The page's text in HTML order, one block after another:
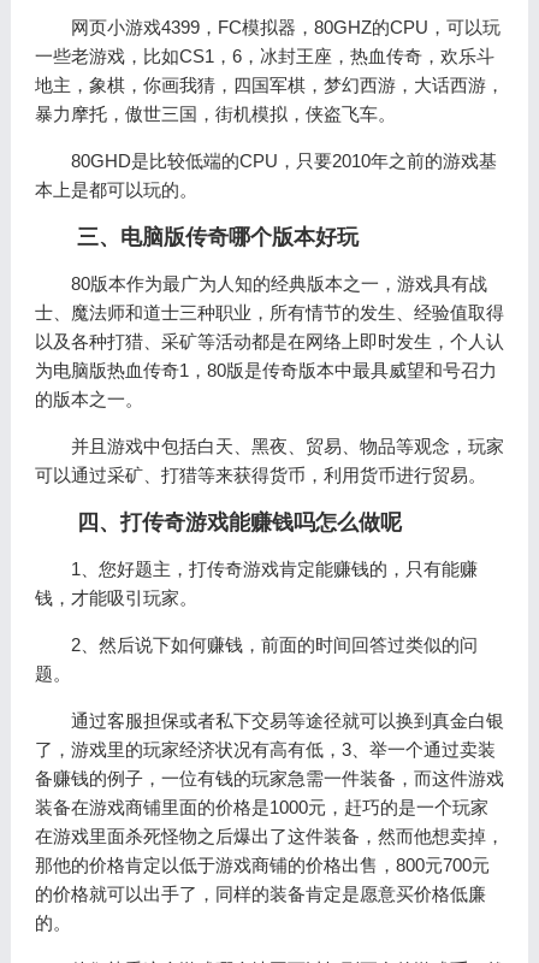
网页小游戏4399，FC模拟器，80GHZ的CPU，可以玩
一些老游戏，比如CS1，6，冰封王座，热血传奇，欢乐斗
地主，象棋，你画我猜，四国军棋，梦幻西游，大话西游，
暴力摩托，傲世三国，街机模拟，侠盗飞车。
80GHD是比较低端的CPU，只要2010年之前的游戏基
本上是都可以玩的。
三、电脑版传奇哪个版本好玩
80版本作为最广为人知的经典版本之一，游戏具有战
士、魔法师和道士三种职业，所有情节的发生、经验值取得
以及各种打猎、采矿等活动都是在网络上即时发生，个人认
为电脑版热血传奇1，80版是传奇版本中最具威望和号召力
的版本之一。
并且游戏中包括白天、黑夜、贸易、物品等观念，玩家
可以通过采矿、打猎等来获得货币，利用货币进行贸易。
四、打传奇游戏能赚钱吗怎么做呢
1、您好题主，打传奇游戏肯定能赚钱的，只有能赚
钱，才能吸引玩家。
2、然后说下如何赚钱，前面的时间回答过类似的问
题。
通过客服担保或者私下交易等途径就可以换到真金白银
了，游戏里的玩家经济状况有高有低，3、举一个通过卖装
备赚钱的例子，一位有钱的玩家急需一件装备，而这件游戏
装备在游戏商铺里面的价格是1000元，赶巧的是一个玩家
在游戏里面杀死怪物之后爆出了这件装备，然而他想卖掉，
那他的价格肯定以低于游戏商铺的价格出售，800元700元
的价格就可以出手了，同样的装备肯定是愿意买价格低廉
的。